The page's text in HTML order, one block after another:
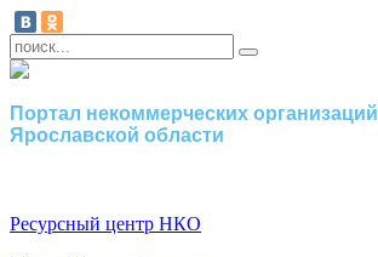
Портал некоммерческих организаций
Ярославской области
Ресурсный центр НКО